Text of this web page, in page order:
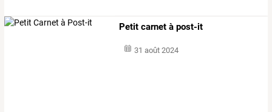
Petit carnet à post-it
31 août 2024